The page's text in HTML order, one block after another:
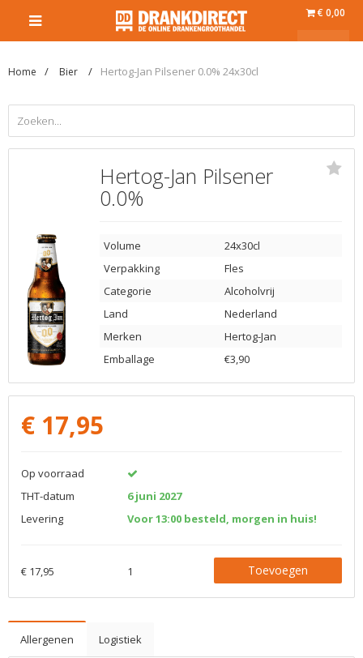
€ 0,00
Home Bier Hertog-Jan Pilsener 0.0% 24x30cl
Hertog-Jan Pilsener
0.0%
Volume
24x30cl
Verpakking
Fles
Categorie
Alcoholvrij
Land
Nederland
Merken
Hertog-Jan
Emballage
€3,90
€ 17,95
Op voorraad
THT-datum
6 juni 2027
Levering
Voor 13:00 besteld, morgen in huis!
€ 17,95 1 Toevoegen
Allergenen Logistiek